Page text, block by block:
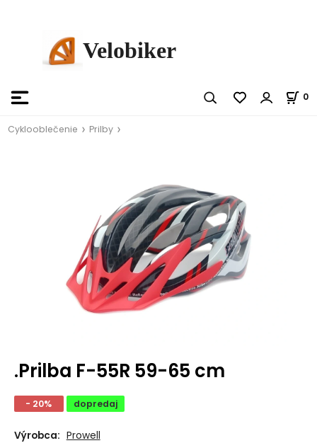
Velobiker
0
Cyklooblečenie Prilby
.Prilba F-55R 59-65 cm
- 20% dopredaj
Výrobca: Prowell